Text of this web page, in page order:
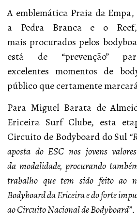
A emblemática Praia da
a Pedra Branca e o
mais procurados pelos
está de “prevenção”
excelentes momentos de
público que certamente
Para Miguel Barata de
Ericeira Surf Clube, esta
Circuito de Bodyboard do Sul
aposta do ESC nos jovens
da modalidade, procurando
trabalho que tem sido feito ao
Bodyboard da Ericeira e do forte
ao Circuito Nacional de Bodyboard”.